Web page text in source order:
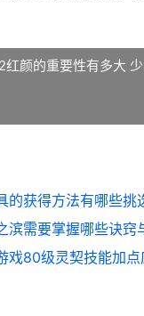
红颜的重要性有多大
的获得方法有哪些挑